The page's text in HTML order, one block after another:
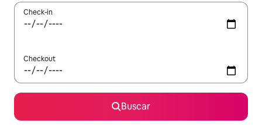
Check-in
Checkout
Buscar